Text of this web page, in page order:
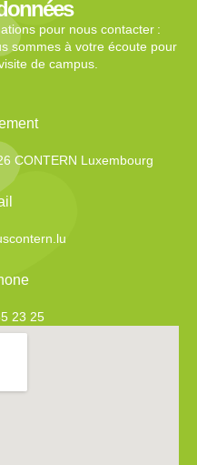
pour nous contacter :
sommes à votre écoute pour
de campus.
CONTERN Luxembourg
23 25